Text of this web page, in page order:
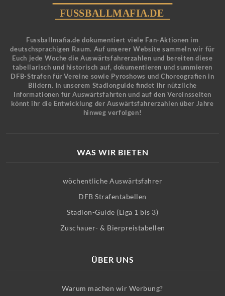
Fussballmafia.de dokumentiert viele Fan-Aktionen im
deutschsprachigen Raum. Auf unserer Website sammeln wir für
Euch jede Woche die Auswärtsfahrerzahlen und bereiten diese
tabellarisch und historisch auf, dokumentieren und summieren
DFB-Strafen für Vereine sowie Pyroshows und Choreografien in
Bildern. In unserem Stadionguide findet ihr nützliche
Informationen für Auswärtsfahrten und auf den Vereinsseiten
könnt ihr die Entwicklung der Auswärtsfahrerzahlen über Jahre
hinweg verfolgen!
WAS WIR BIETEN
wöchentliche Auswärtsfahrer
DFB Strafentabellen
Stadion-Guide (Liga 1 bis 3)
Zuschauer- & Bierpreistabellen
ÜBER UNS
Warum machen wir Werbung?